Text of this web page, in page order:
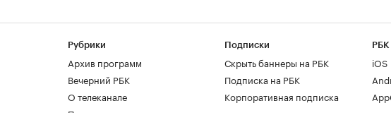
Рубрики
Архив программ
Вечерний РБК
О телеканале
Подписки
Скрыть баннеры на РБК
Подписка на РБК
Корпоративная подписка
РБК
iOS